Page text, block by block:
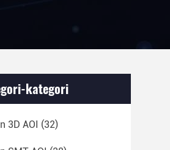
kategori
3D AOI (32)